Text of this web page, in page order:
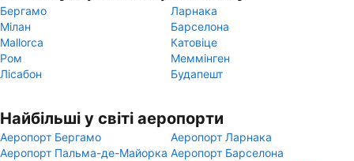
Бергамо
Ларнака
Мілан
Барселона
Mallorca
Катовіце
Ром
Меммінген
Лісабон
Будапешт
Найбільші у світі аеропорти
Аеропорт Бергамо
Аеропорт Ларнака
Аеропорт Пальма-де-Майорка Аеропорт Барселона